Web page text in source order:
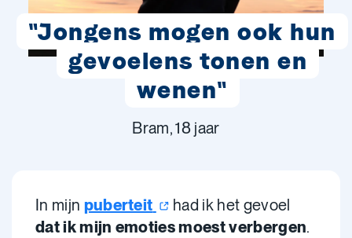
"Jongens mogen ook hun
gevoelens tonen en
wenen"
Bram, 18 jaar
In mijn puberteit
had ik het gevoel
dat ik mijn emoties moest verbergen.